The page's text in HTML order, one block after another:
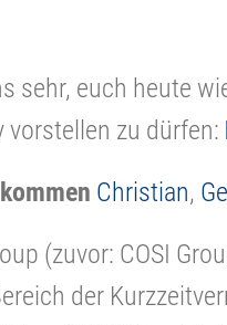
sehr, euch heute
vorstellen zu dürfen:
Christian,
(zuvor: COSI
der